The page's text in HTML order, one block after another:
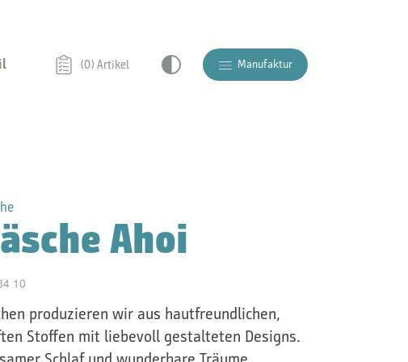
(0) Artikel Manufaktur
Ahoi
10
produzieren wir aus hautfreundlichen,
Stoffen mit liebevoll gestalteten Designs.